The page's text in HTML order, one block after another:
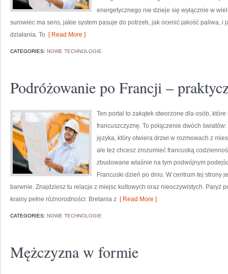
energetycznego nie dzieje się wyłącznie w
surowiec ma sens, jakie system pasuje do potrzeb, jak ocenić jakość paliwa, i
działania. To [ Read More ]
CATEGORIES: NOWE TECHNOLOGIE
Podróżowanie po Francji –
Ten portal to zakątek stworzone dla osób,
francuszczyznę. To połączenie dwóch
języka, który otwiera drzwi w rozmowach z
ale też chcesz zrozumieć francuską
zbudowane właśnie na tym podwójnym
Francuski dzień po dniu. W centrum tej strony
barwnie. Znajdziesz tu relacje z miejsc kultowych oraz nieoczywistych. Paryż
krainy pełne różnorodności: Bretania z [ Read More ]
CATEGORIES: NOWE TECHNOLOGIE
Mężczyzna w formie